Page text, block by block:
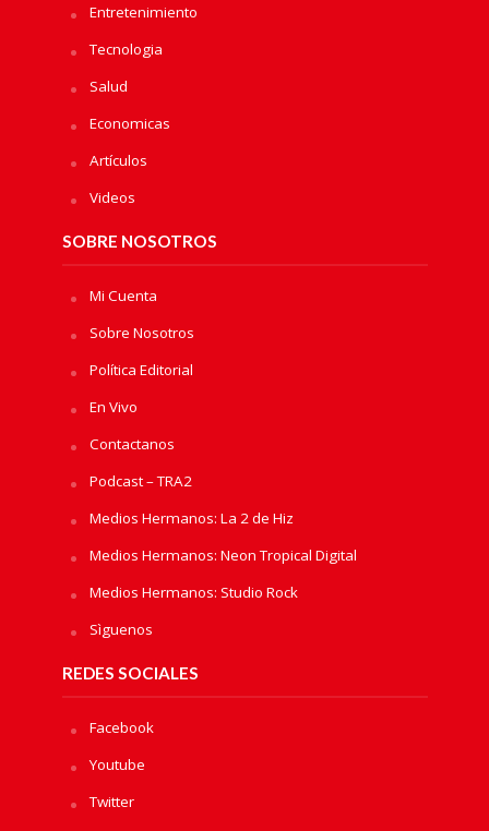
Entretenimiento
Tecnologia
Salud
Economicas
Artículos
Videos
SOBRE NOSOTROS
Mi Cuenta
Sobre Nosotros
Política Editorial
En Vivo
Contactanos
Podcast – TRA2
Medios Hermanos: La 2 de Hiz
Medios Hermanos: Neon Tropical Digital
Medios Hermanos: Studio Rock
Sìguenos
REDES SOCIALES
Facebook
Youtube
Twitter